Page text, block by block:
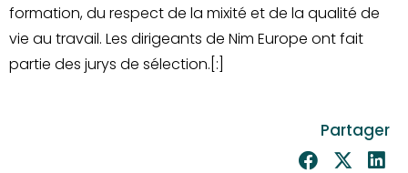
formation, du respect de la mixité et de la qualité de
vie au travail. Les dirigeants de Nim Europe ont fait
partie des jurys de sélection.[:]
Partager